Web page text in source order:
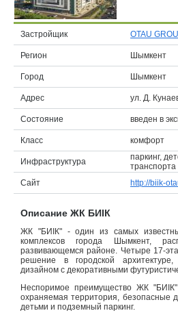
Новостройки
Новости
События
Агентства
Объявления
Кабинет
Застройщик OTAU
Регион Шымкент
Город Шымкент
Адрес ул. Д.
Состояние введен в
Класс комфорт
Инфраструктура
паркинг,
Сайт
http://biik-
Описание ЖК БИIК
ЖК "БИIК" - один из самых
комплексов города Шымкент,
развивающемся районе. Четыре 17-
решение в городской
дизайном с декоративными
Неспоримое преимущество ЖК
охраняемая территория, безопасные
детьми и подземный паркинг.